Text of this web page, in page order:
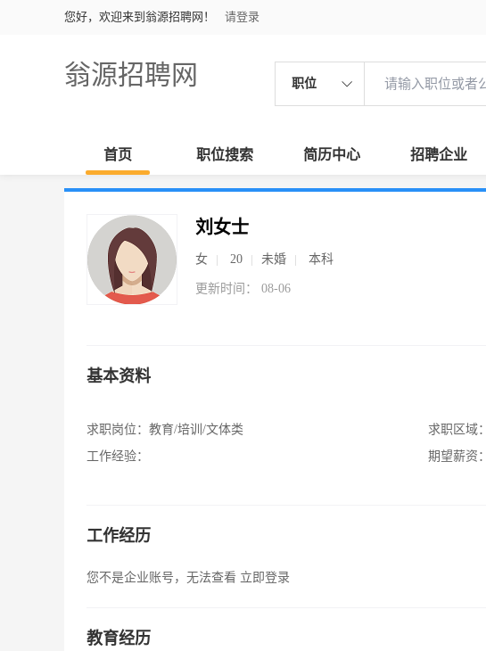
您好，欢迎来到翁源招聘网！ 请登录
翁源招聘网 职位
首页 职位搜索 简历中心 招聘企业
刘女士
女 20 未婚 本科
更新时间： 08-06
基本资料
求职岗位： 教育/培训/文体类
工作经验：
求职区域：
期望薪资：
工作经历
您不是企业账号，无法查看 立即登录
教育经历